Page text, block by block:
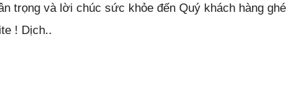
trọng và lời chúc sức khỏe đến Quý khách hàng ghé
! Dịch..